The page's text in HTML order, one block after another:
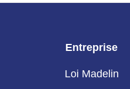
Entreprise
Loi Madelin